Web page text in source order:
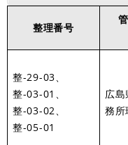
整理番号
管
整-29-03、
整-03-01、
整-03-02、
整-05-01
広
務所